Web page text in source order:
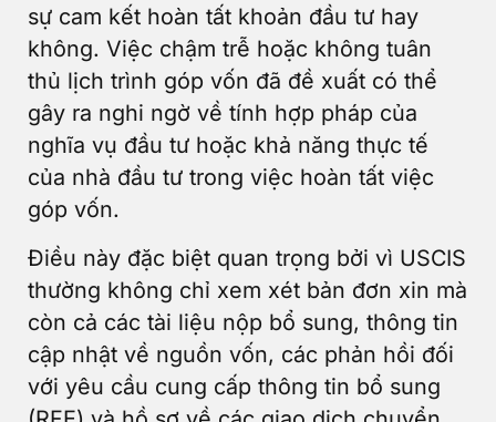
sự cam kết hoàn tất khoản đầu tư hay
không. Việc chậm trễ hoặc không tuân
thủ lịch trình góp vốn đã đề xuất có thể
gây ra nghi ngờ về tính hợp pháp của
nghĩa vụ đầu tư hoặc khả năng thực tế
của nhà đầu tư trong việc hoàn tất việc
góp vốn.
Điều này đặc biệt quan trọng bởi vì USCIS
thường không chỉ xem xét bản đơn xin mà
còn cả các tài liệu nộp bổ sung, thông tin
cập nhật về nguồn vốn, các phản hồi đối
với yêu cầu cung cấp thông tin bổ sung